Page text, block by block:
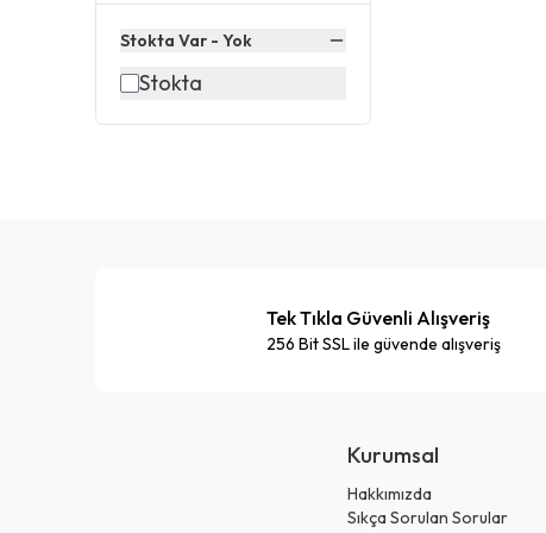
Stokta Var - Yok
Stokta
Tek Tıkla Güvenli Alışveriş
256 Bit SSL ile güvende alışveriş
Kurumsal
Hakkımızda
Sıkça Sorulan Sorular